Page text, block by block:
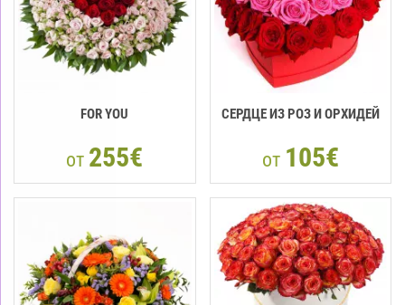
FOR YOU
от 255€
СЕРДЦЕ ИЗ РОЗ И ОРХИДЕЙ
от 105€